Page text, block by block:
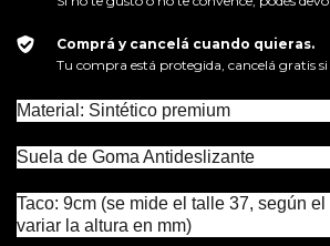
Comprá y cancelá cuando quieras.
Tu compra está protegida, cancelá gratis
Material: Sintético premium
Suela de Goma Antideslizante
Taco: 9cm (se mide el talle 37, según
variar la altura en mm)